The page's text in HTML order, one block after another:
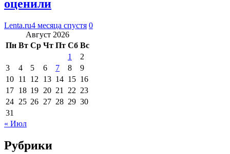
оценили
Lenta.ru4 месяца спустя 0
Август 2026
Пн Вт Ср Чт Пт Сб Вс
1
2
3
4 5 6 7 8
9
10 11 12 13 14 15 16
17 18 19 20 21 22 23
24 25 26 27 28 29 30
31
« Июл
Рубрики